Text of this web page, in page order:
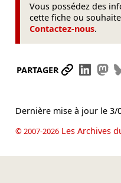
Vous possédez des
cette fiche ou
Contactez-nous.
PARTAGER Partager
Dernière mise à jour le 3/
© 2007-2026Les Archives